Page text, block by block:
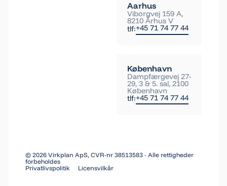
Aarhus
Viborgvej 159 A,
8210 Århus V
tlf:+45 71 74 77 44
København
Dampfærgevej 27-
29, 3 & 5. sal, 2100
København
tlf:+45 71 74 77 44
©2026 Virkplan ApS, CVR-nr 38513583 - Alle rettigheder
forbeholdes
Privatlivspolitik
Licensvilkår